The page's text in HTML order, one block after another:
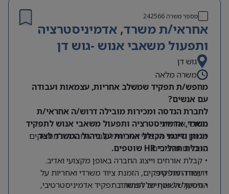
מספר משרה242566
אחראי/ת משרד, אדמיניסטרציה
ותפעול משאבי אנוש -גוש דן
גוש דן
משרה מלאה
מחפש/ת תפקיד שמשלב אחריות, עצמאות ועבודה
עם אנשים?
לחברת הנדסה ומכירות מובילה דרוש/ה אחראי/ת
משרד, אדמיניסטרציה ותפעול משאבי אנוש לתפקיד
מגוון ודינמי הכולל אחריות על ניהול המשרד לצד
הובלת תהליכי HR שוטפים.
תחומי אחריות:
• מתן שירות מקצועי ואיכותי לעובדי החברה ולממשקים
פנימיים וחיצוניים.
• קבלת אורחים וייצוג החברה באופן מקצועי ואדיב.
• עבודה מול ספקים, הזמנת ציוד משרדי ואחריות על
התפעול השוטף של המשרד.
דרישות התפקיד:
• ניסיון של שנתיים לפחות בתפקיד אדמיניסטרטיבי,